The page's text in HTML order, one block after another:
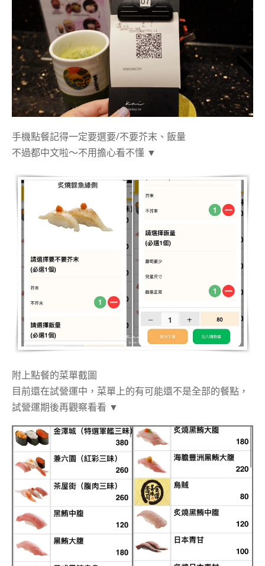
手機點餐記得一定要選要/不要芥末、飯量
不過都中文啦～不用擔心看不懂 ▼
附上點餐的菜單截圖
目前還在試營運中，菜單上的有可能還不是全部的餐點，
試營運期後再觀察看看 ▼